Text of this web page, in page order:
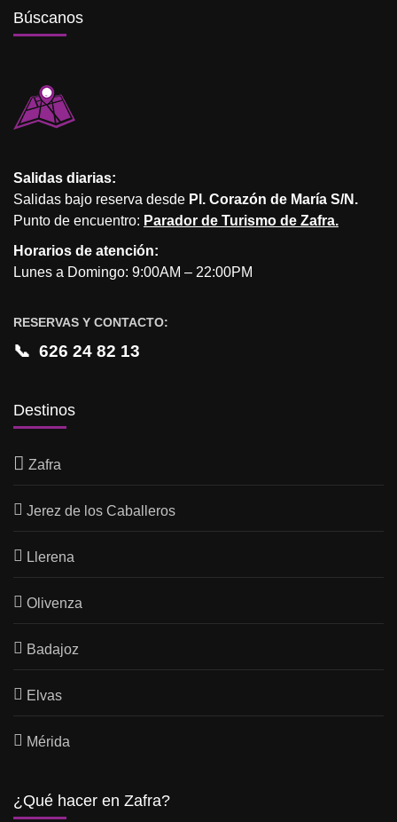
Búscanos
Salidas diarias:
Salidas bajo reserva desde Pl. Corazón de María S/N.
Punto de encuentro: Parador de Turismo de Zafra.
Horarios de atención:
Lunes a Domingo: 9:00AM – 22:00PM
RESERVAS Y CONTACTO:
📞 626 24 82 13
Destinos
Zafra
Jerez de los Caballeros
Llerena
Olivenza
Badajoz
Elvas
Mérida
¿Qué hacer en Zafra?